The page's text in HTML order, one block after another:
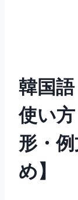
韓国
使い
形・
め】